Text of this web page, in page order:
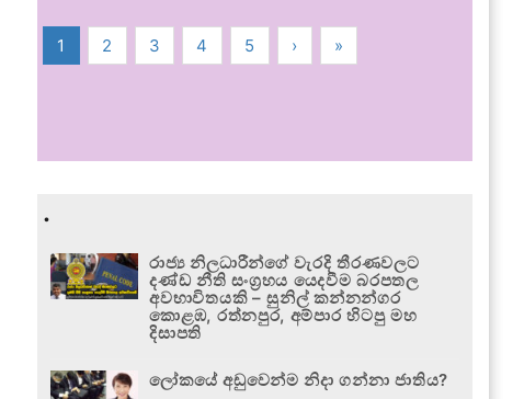
1 2 3 4 5 › »
.
රාජ්‍ය නිලධාරීන්ගේ වැරදි තීරණවලට
දණ්ඩ නීති සංග්‍රහය යෙදවීම බරපතල
අවභාවිතයකි – සුනිල් කන්නන්ගර
කොළඹ, රත්නපුර, අම්පාර හිටපු මහ
දිසාපති
ලෝකයේ අඩුවෙන්ම නිදා ගන්නා ජාතිය?